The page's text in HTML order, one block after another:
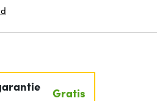
Gratis